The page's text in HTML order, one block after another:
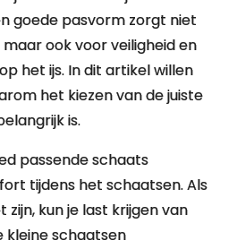
goede pasvorm zorgt niet
ook voor veiligheid en
het ijs. In dit artikel willen
het kiezen van de juiste
is.
passende schaats
tijdens het schaatsen. Als
kun je last krijgen van
kleine schaatsen